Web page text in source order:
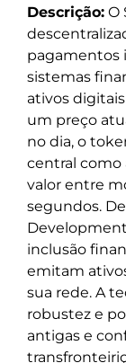
Descrição: O
pagamentos
sistemas
ativos
um preço
no dia, o
central como
valor entre
segundos.
inclusão
emitam
sua rede. A
robustez e
antigas e